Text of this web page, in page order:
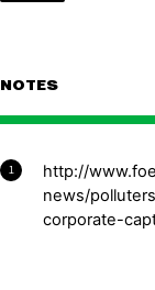
NOTES
1
http://
news/
corporate-